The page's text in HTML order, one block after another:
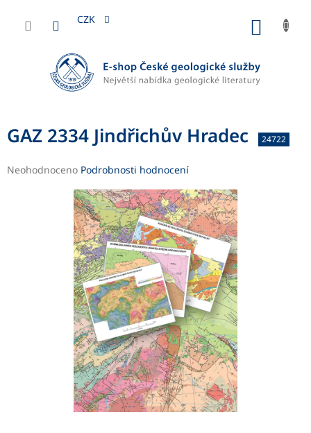
obsah
CZK
GAZ 2334 Jindřichův Hradec 24722
Průměrné
Neohodnoceno Podrobnosti hodnocení